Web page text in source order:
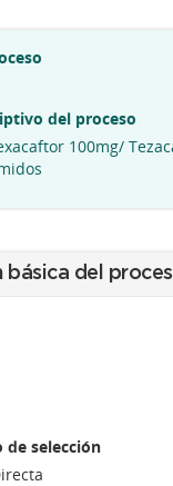
del proceso
100mg/
básica del
de selección